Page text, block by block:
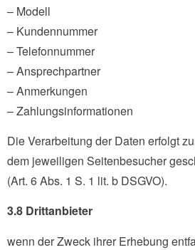
– Modell
– Kundennummer
– Telefonnummer
– Ansprechpartner
– Anmerkungen
– Zahlungsinformationen
Die Verarbeitung der Daten erfolgt
dem jeweiligen Seitenbesucher
(Art. 6 Abs. 1 S. 1 lit. b DSGVO).
3.8 Drittanbieter
wenn der Zweck ihrer Erhebung